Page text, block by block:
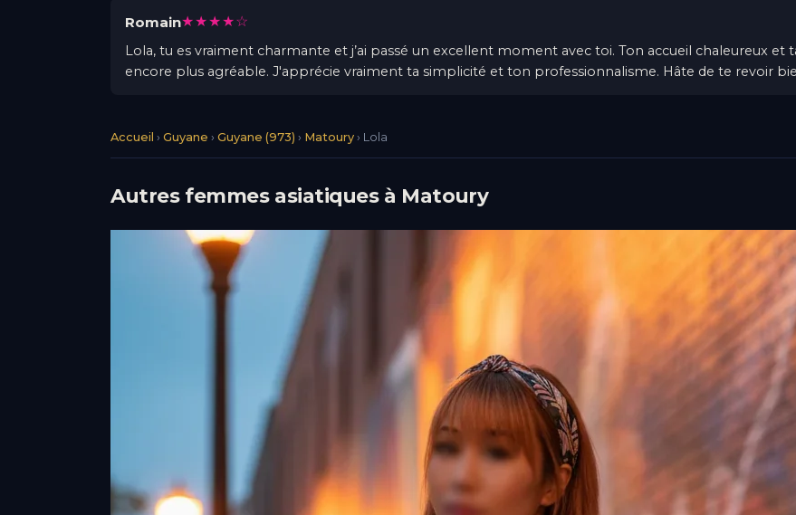
Accueil › Guyane › Guyane (973) › Matoury › Lola
Romain★★★★☆
Lola, tu es vraiment charmante et j’ai passé un excellent moment avec toi. Ton accueil chaleureux
encore plus agréable. J'apprécie vraiment ta simplicité et ton professionnalisme. Hâte de te revoir
Autres femmes asiatiques à Matoury